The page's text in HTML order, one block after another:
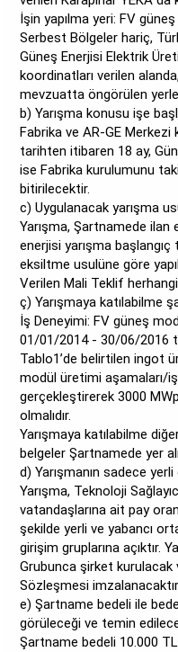
İşin yapılma yeri: FV
Serbest Bölgeler hariç,
Güneş Enerjisi Elektrik
koordinatları verilen
mevzuatta öngörülen
b) Yarışma konusu işe
Fabrika ve AR-GE Merkezi
tarihten itibaren 18 ay,
ise Fabrika kurulumunu
bitirilecektir.
c) Uygulanacak yarışma
Yarışma, Şartnamede
enerjisi yarışma
eksiltme usulüne göre
Verilen Mali Teklif
ç) Yarışmaya katılabilme
İş Deneyimi: FV güneş
01/01/2014 - 30/06/2016
Tablo1’de belirtilen ingot
modül üretimi aşamaları/
gerçekleştirerek 3000
olmalıdır.
Yarışmaya katılabilme
belgeler Şartnamede yer
d) Yarışmanın sadece
Yarışma, Teknoloji
vatandaşlarına ait pay
şekilde yerli ve yabancı
girişim gruplarına açıktır.
Grubunca şirket kurulacak
Sözleşmesi
e) Şartname bedeli ile
görüleceği ve temin
Şartname bedeli 10.000